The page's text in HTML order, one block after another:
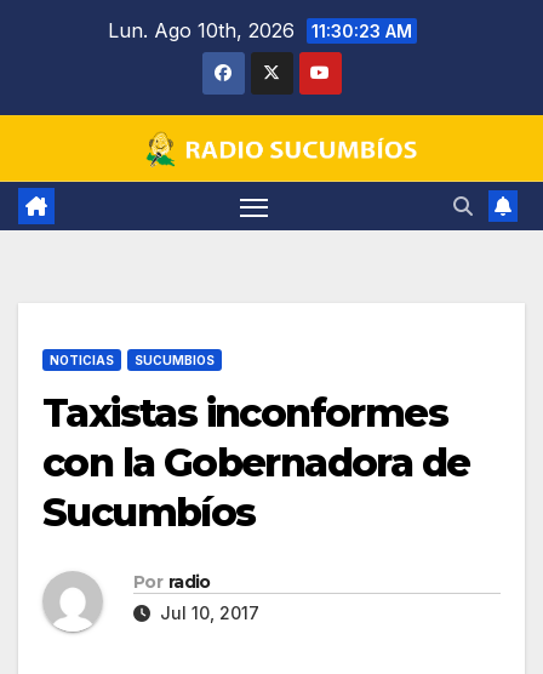
Lun. Ago 10th, 2026 11:30:24 AM
NOTICIAS SUCUMBIOS
Taxistas inconformes
con la Gobernadora de
Sucumbíos
Por radio
Jul 10, 2017